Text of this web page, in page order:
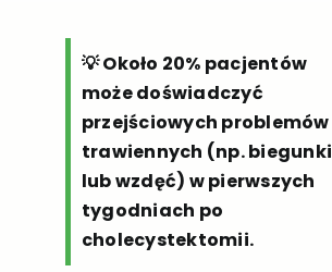
💡 Około 20% pacjentów
może doświadczyć
przejściowych problemów
trawiennych (np. biegunki
lub wzdęć) w pierwszych
tygodniach po
cholecystektomii.